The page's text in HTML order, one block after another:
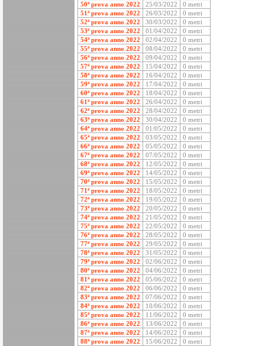
50ª prova anno 2022
25/03/2022
0 metri
51ª prova anno 2022
26/03/2022
0 metri
52ª prova anno 2022
30/03/2022
0 metri
53ª prova anno 2022
01/04/2022
0 metri
54ª prova anno 2022
02/04/2022
0 metri
55ª prova anno 2022
08/04/2022
0 metri
56ª prova anno 2022
09/04/2022
0 metri
57ª prova anno 2022
15/04/2022
0 metri
58ª prova anno 2022
16/04/2022
0 metri
59ª prova anno 2022
17/04/2022
0 metri
60ª prova anno 2022
18/04/2022
0 metri
61ª prova anno 2022
26/04/2022
0 metri
62ª prova anno 2022
28/04/2022
0 metri
63ª prova anno 2022
30/04/2022
0 metri
64ª prova anno 2022
01/05/2022
0 metri
65ª prova anno 2022
03/05/2022
0 metri
66ª prova anno 2022
05/05/2022
0 metri
67ª prova anno 2022
07/05/2022
0 metri
68ª prova anno 2022
12/05/2022
0 metri
69ª prova anno 2022
14/05/2022
0 metri
70ª prova anno 2022
15/05/2022
0 metri
71ª prova anno 2022
18/05/2022
0 metri
72ª prova anno 2022
19/05/2022
0 metri
73ª prova anno 2022
20/05/2022
0 metri
74ª prova anno 2022
21/05/2022
0 metri
75ª prova anno 2022
22/05/2022
0 metri
76ª prova anno 2022
28/05/2022
0 metri
77ª prova anno 2022
29/05/2022
0 metri
78ª prova anno 2022
31/05/2022
0 metri
79ª prova anno 2022
02/06/2022
0 metri
80ª prova anno 2022
04/06/2022
0 metri
81ª prova anno 2022
05/06/2022
0 metri
82ª prova anno 2022
06/06/2022
0 metri
83ª prova anno 2022
07/06/2022
0 metri
84ª prova anno 2022
10/06/2022
0 metri
85ª prova anno 2022
11/06/2022
0 metri
86ª prova anno 2022
13/06/2022
0 metri
87ª prova anno 2022
14/06/2022
0 metri
88ª prova anno 2022
15/06/2022
0 metri